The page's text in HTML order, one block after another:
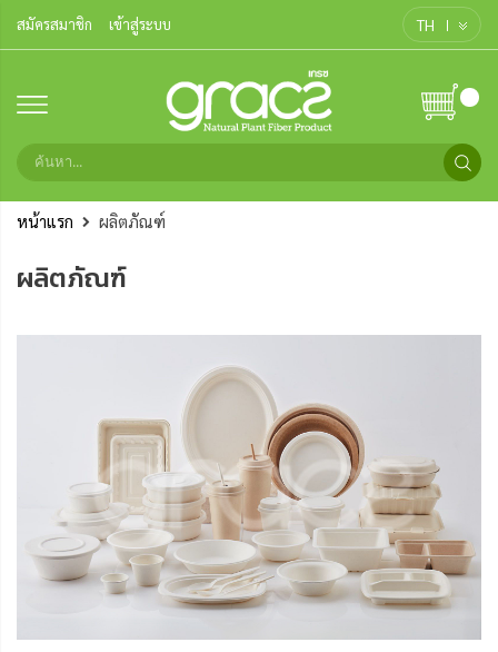
สมัครสมาชิก เข้าสู่ระบบ TH
หน้าแรก ผลิตภัณฑ์
ผลิตภัณฑ์